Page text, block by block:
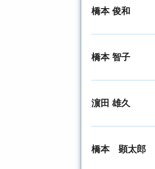
橋本 俊和
橋本 智子
濵田 雄久
橋本 顕太郎